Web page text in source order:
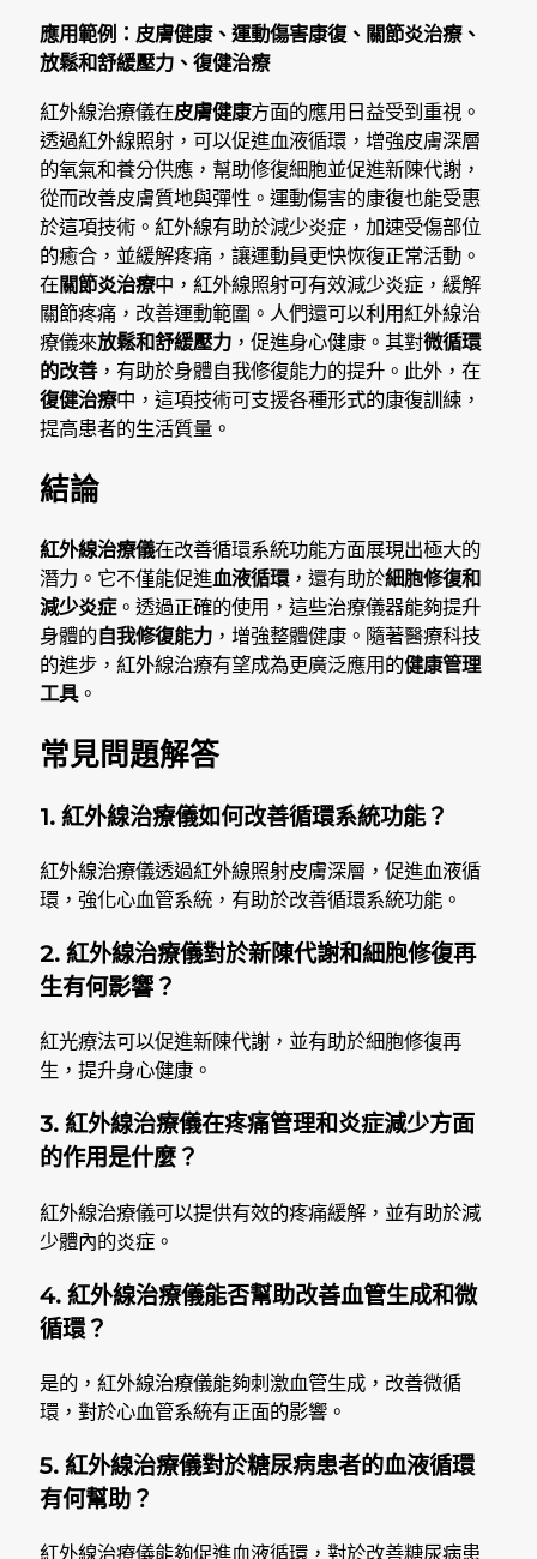
應用範例：皮膚健康、運動傷害康復、關節炎治療、
放鬆和舒緩壓力、復健治療
紅外線治療儀在皮膚健康方面的應用日益受到重視。
透過紅外線照射，可以促進血液循環，增強皮膚深層
的氧氣和養分供應，幫助修復細胞並促進新陳代謝，
從而改善皮膚質地與彈性。運動傷害的康復也能受惠
於這項技術。紅外線有助於減少炎症，加速受傷部位
的癒合，並緩解疼痛，讓運動員更快恢復正常活動。
在關節炎治療中，紅外線照射可有效減少炎症，緩解
關節疼痛，改善運動範圍。人們還可以利用紅外線治
療儀來放鬆和舒緩壓力 ，促進身心健康。其對微循環
的改善，有助於身體自我修復能力的提升。此外，在
復健治療中，這項技術可支援各種形式的康復訓練，
提高患者的生活質量。
結論
紅外線治療儀在改善循環系統功能方面展現出極大的
潛力。它不僅能促進血液循環，還有助於細胞修復和
減少炎症。透過正確的使用，這些治療儀器能夠提升
身體的自我修復能力 ，增強整體健康。隨著醫療科技
的進步，紅外線治療有望成為更廣泛應用的健康管理
工具。
常見問題解答
1. 紅外線治療儀如何改善循環系統功能？
紅外線治療儀透過紅外線照射皮膚深層，促進血液循
環，強化心血管系統，有助於改善循環系統功能。
2. 紅外線治療儀對於新陳代謝和細胞修復再
生有何影響？
紅光療法可以促進新陳代謝，並有助於細胞修復再
生，提升身心健康。
3. 紅外線治療儀在疼痛管理和炎症減少方面
的作用是什麼？
紅外線治療儀可以提供有效的疼痛緩解，並有助於減
少體內的炎症。
4. 紅外線治療儀能否幫助改善血管生成和微
循環？
是的，紅外線治療儀能夠刺激血管生成，改善微循
環，對於心血管系統有正面的影響。
5. 紅外線治療儀對於糖尿病患者的血液循環
有何幫助？
紅外線治療儀能夠促進血液循環，對於改善糖尿病患